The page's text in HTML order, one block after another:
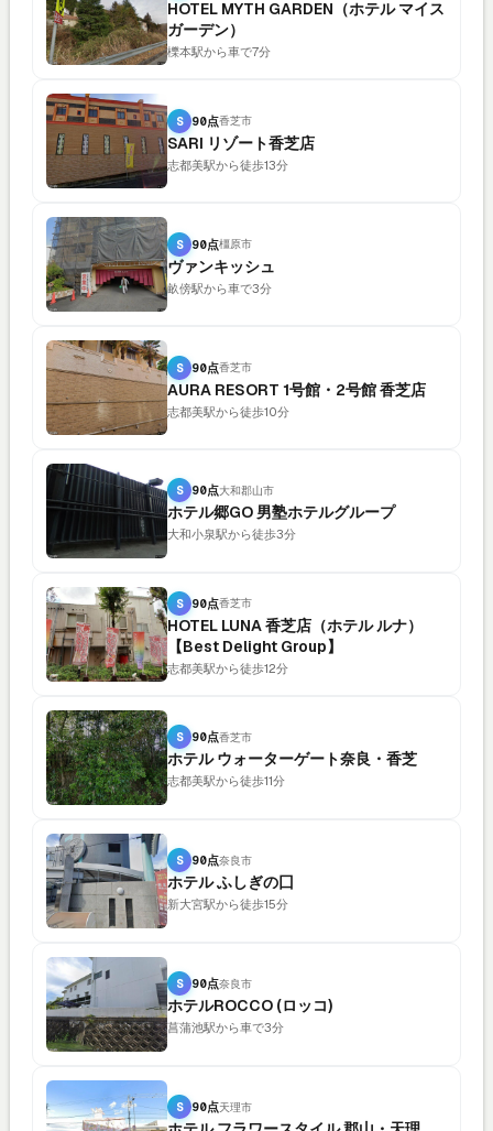
HOTEL MYTH GARDEN（ホテル マイス
ガーデン）
櫟本駅から車で7分
S 90点香芝市
SARI リゾート香芝店
志都美駅から徒歩13分
S 90点橿原市
ヴァンキッシュ
畝傍駅から車で3分
S 90点香芝市
AURA RESORT 1号館・2号館 香芝店
志都美駅から徒歩10分
S 90点大和郡山市
ホテル郷GO 男塾ホテルグループ
大和小泉駅から徒歩3分
S 90点香芝市
HOTEL LUNA 香芝店（ホテル ルナ）
【Best Delight Group】
志都美駅から徒歩12分
S 90点香芝市
ホテル ウォーターゲート奈良・香芝
志都美駅から徒歩11分
S 90点奈良市
ホテル ふしぎの囗
新大宮駅から徒歩15分
S 90点奈良市
ホテルROCCO (ロッコ)
菖蒲池駅から車で3分
S 90点天理市